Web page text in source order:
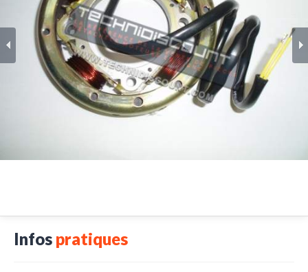
Infos pratiques